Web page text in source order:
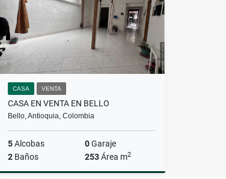
CASA VENTA
CASA EN VENTA EN BELLO
Bello, Antioquia, Colombia
5Alcobas 0Garaje
2 Baños 253Área m2